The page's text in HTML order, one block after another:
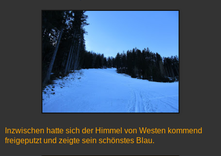
Inzwischen hatte sich der Himmel von Westen kommend
freigeputzt und zeigte sein schönstes Blau.